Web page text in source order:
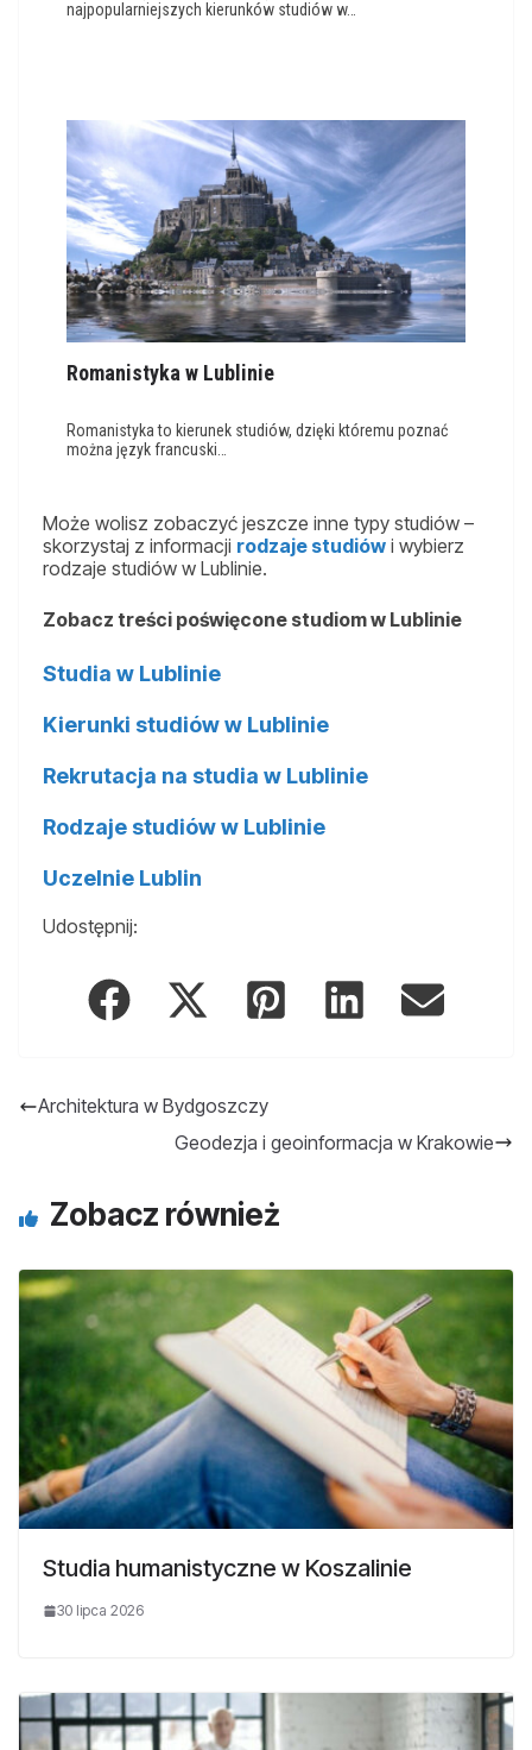
najpopularniejszych kierunków studiów w…
Romanistyka w Lublinie
Romanistyka to kierunek studiów, dzięki któremu poznać
można język francuski…
Może wolisz zobaczyć jeszcze inne typy studiów –
skorzystaj z informacji rodzaje studiów i wybierz
rodzaje studiów w Lublinie.
Zobacz treści poświęcone studiom w Lublinie
Studia w Lublinie
Kierunki studiów w Lublinie
Rekrutacja na studia w Lublinie
Rodzaje studiów w Lublinie
Uczelnie Lublin
Udostępnij:
Architektura w Bydgoszczy
Geodezja i geoinformacja w Krakowie
Zobacz również
Studia humanistyczne w Koszalinie
30 lipca 2026